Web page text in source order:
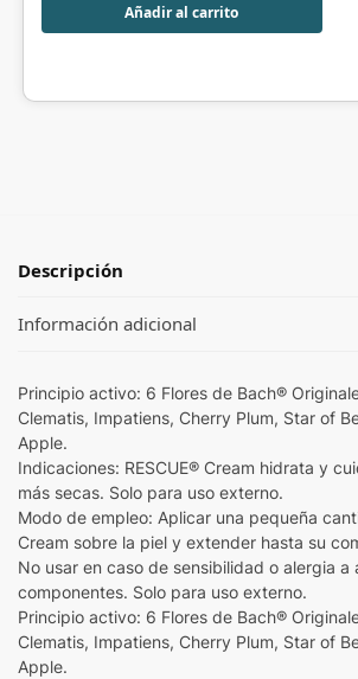
Añadir al carrito
Descripción
Información adicional
Principio activo: 6 Flores de Bach®
Clematis, Impatiens, Cherry Plum, Star of
Apple.
Indicaciones: RESCUE® Cream hidrata y
más secas. Solo para uso externo.
Modo de empleo: Aplicar una pequeña
Cream sobre la piel y extender hasta su
No usar en caso de sensibilidad o alergia a
componentes. Solo para uso externo.
Principio activo: 6 Flores de Bach®
Clematis, Impatiens, Cherry Plum, Star of
Apple.